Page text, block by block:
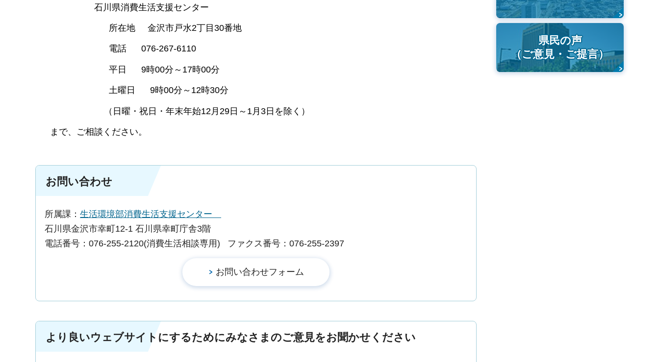
石川県消費生活支援センター
所在地 金沢市戸水2丁目30番地
電話 076-267-6110
平日 9時00分～17時00分
土曜日 9時00分～12時30分
（日曜・祝日・年末年始12月29日～1月3日を除く）
まで、ご相談ください。
お問い合わせ
所属課： 生活環境部消費生活支援センター
石川県金沢市幸町12-1 石川県幸町庁舎3階
電話番号：076-255-2120(消費生活相談専用)
ファクス番号：076-255-2397
より良いウェブサイトにするためにみなさまのご意見をお聞かせください
県民の声
（ご意見・ご提言）